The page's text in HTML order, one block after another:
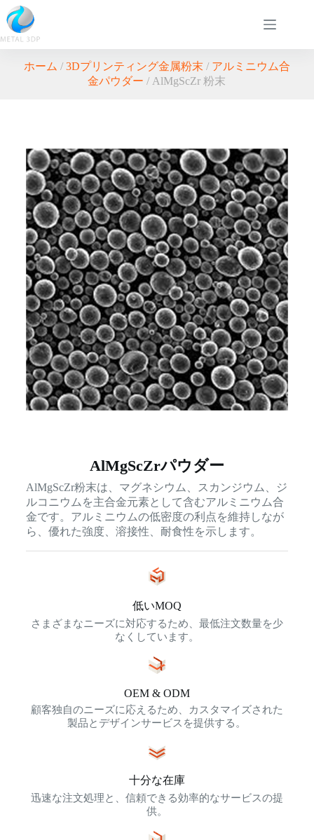
ホーム / 3Dプリンティング金属粉末 / アルミニウム合
金パウダー / AlMgScZr 粉末
AlMgScZrパウダー
AlMgScZr粉末は、マグネシウム、スカンジウム、ジ
ルコニウムを主合金元素として含むアルミニウム合
金です。アルミニウムの低密度の利点を維持しなが
ら、優れた強度、溶接性、耐食性を示します。
低いMOQ
さまざまなニーズに対応するため、最低注文数量を少
なくしています。
OEM & ODM
顧客独自のニーズに応えるため、カスタマイズされた
製品とデザインサービスを提供する。
十分な在庫
迅速な注文処理と、信頼できる効率的なサービスの提
供。